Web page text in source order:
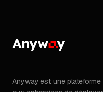
Anyway est une